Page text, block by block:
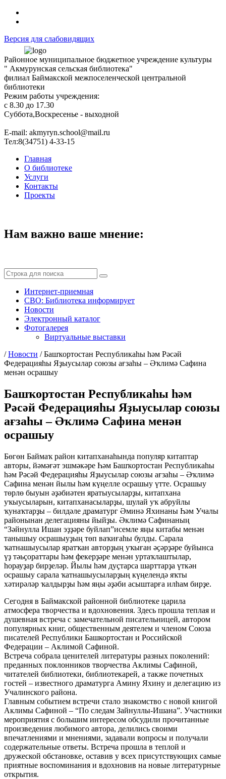
Версия для слабовидящих
Районное муниципальное бюджетное учреждение культуры
" Акмурунская сельская библиотека"
филиал Баймакской межпоселенческой центральной
библиотеки
Режим работы учреждения:
с 8.30 до 17.30
Суббота,Воскресенье - выходной
Е-mail: akmyryn.school@mail.ru
Тел:8(34751) 4-33-15
Главная
О библиотеке
Услуги
Контакты
Проекты
Нам важно ваше мнение:
Интернет-приемная
СВО: Библиотека информирует
Новости
Электронный каталог
Фотогалерея
Виртуальные выставки
/Новости /Башҡортостан Республикаһы һәм Рәсәй
Федерацияһы Яҙыусылар союзы ағзаһы – Әҡлимә Сафина
менән осрашыу
Башҡортостан Республикаһы һәм
Рәсәй Федерацияһы Яҙыусылар союзы
ағзаһы – Әҡлимә Сафина менән
осрашыу
Бөгөн Баймаҡ район китапханаһында популяр китаптар
авторы, йәмәғәт эшмәкәре Һәм Башҡортостан Республикаһы
һәм Рәсәй Федерацияһы Яҙыусылар союзы ағзаһы – Әҡлимә
Сафина менән йылы һәм күңелле осрашыу үтте. Осрашыу
төрлө быуын әҙәбиәтен яратыусыларҙы, китапхана
уҡыусыларын, китапханасыларҙы, шулай уҡ абруйлы
ҡунаҡтарҙы – билдәле драматург Әминә Яхинаны Һәм Учалы
районынан делегацияны йыйҙы. Әклимә Сафинаның
“Зәйнулла Ишан эҙҙәре буйлап”исемле яңы китабы менән
танышыу осрашыуҙың төп ваҡиғаһы булды. Сарала
ҡатнашыусылар яратҡан авторҙың уҡыған әҫәрҙәре буйынса
үҙ тәьҫораттары һәм фекерҙәре менән уртаҡлаштылар,
һорауҙар бирҙеләр. Йылы һәм дуҫтарса шарттарҙа үткән
осрашыу сарала ҡатнашыусыларҙың күңелендә яҡты
хәтирәләр ҡалдырҙы һәм яңы әҙәби асыштарға илһам бирҙе.
Сегодня в Баймакской районной библиотеке царила
атмосфера творчества и вдохновения. Здесь прошла теплая и
душевная встреча с замечательной писательницей, автором
популярных книг, общественным деятелем и членом Союза
писателей Республики Башкортостан и Российской
Федерации – Аклимой Сафиной.
Встреча собрала ценителей литературы разных поколений:
преданных поклонников творчества Аклимы Сафиной,
читателей библиотеки, библиотекарей, а также почетных
гостей – известного драматурга Амину Яхину и делегацию из
Учалинского района.
Главным событием встречи стало знакомство с новой книгой
Аклимы Сафиной – “По следам Зайнуллы-Ишана”. Участники
мероприятия с большим интересом обсудили прочитанные
произведения любимого автора, делились своими
впечатлениями и мнениями, задавали вопросы и получали
содержательные ответы. Встреча прошла в теплой и
дружеской обстановке, оставив у всех присутствующих самые
приятные воспоминания и вдохновив на новые литературные
открытия.